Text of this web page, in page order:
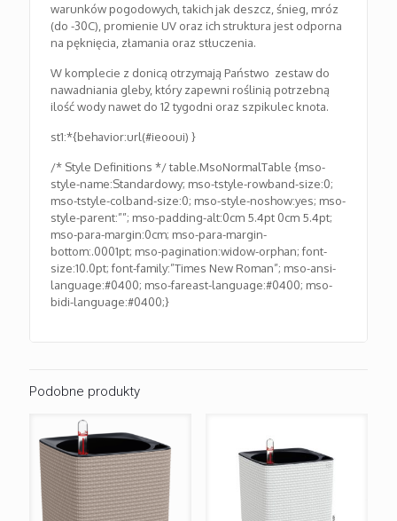
warunków pogodowych, takich jak deszcz, śnieg, mróz
(do -30C), promienie UV oraz ich struktura jest odporna
na pęknięcia, złamania oraz stłuczenia.
W komplecie z donicą otrzymają Państwo zestaw do
nawadniania gleby, który zapewni roślinią potrzebną
ilość wody nawet do 12 tygodni oraz szpikulec knota.
st1:*{behavior:url(#ieooui) }
/* Style Definitions */ table.MsoNormalTable {mso-
style-name:Standardowy; mso-tstyle-rowband-size:0;
mso-tstyle-colband-size:0; mso-style-noshow:yes; mso-
style-parent:””; mso-padding-alt:0cm 5.4pt 0cm 5.4pt;
mso-para-margin:0cm; mso-para-margin-
bottom:.0001pt; mso-pagination:widow-orphan; font-
size:10.0pt; font-family:”Times New Roman”; mso-ansi-
language:#0400; mso-fareast-language:#0400; mso-
bidi-language:#0400;}
Podobne produkty